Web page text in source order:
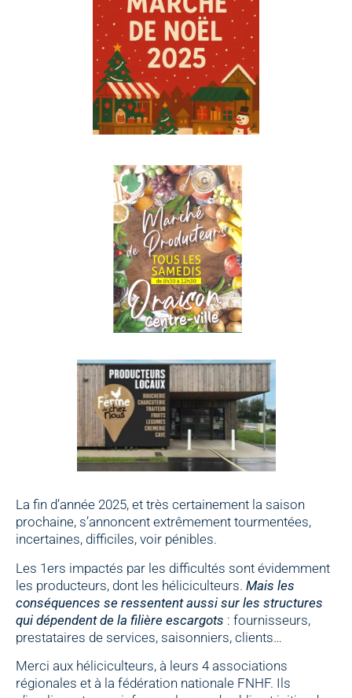
La fin d’année 2025, et très certainement la saison
prochaine, s’annoncent extrêmement tourmentées,
incertaines, difficiles, voir pénibles.
Les 1ers impactés par les difficultés sont évidemment
les producteurs, dont les héliciculteurs. Mais les
conséquences se ressentent aussi sur les structures
qui dépendent de la filière escargots : fournisseurs,
prestataires de services, saisonniers, clients…
Merci aux héliciculteurs, à leurs 4 associations
régionales et à la fédération nationale FNHF. Ils